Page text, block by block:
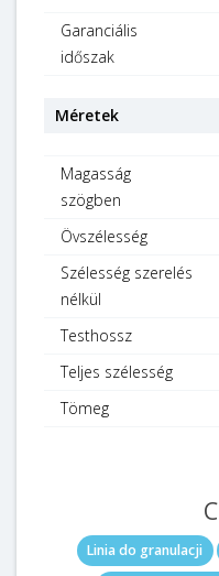
Garanciális
időszak
Méretek
Magasság
szögben
Övszélesség
Szélesség szerelés
nélkül
Testhossz
Teljes szélesség
Tömeg
Linia do granulacji